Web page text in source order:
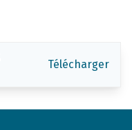
Télécharger